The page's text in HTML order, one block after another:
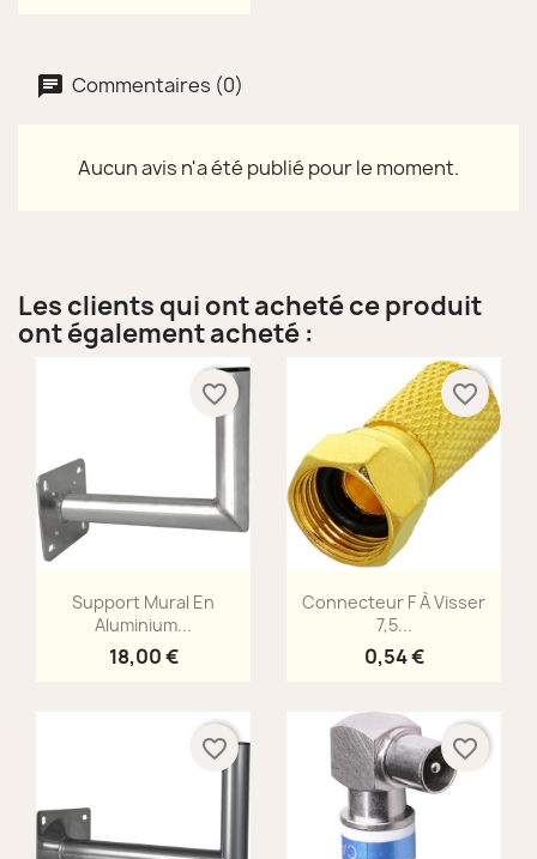
Commentaires (0)
Aucun avis n'a été publié pour le moment.
Les clients qui ont acheté ce produit
ont également acheté :
Aperçu rapide
Support Mural En
Aluminium...
18,00 €
favorite_border
Aperçu rapide
Connecteur F À Visser
7,5...
0,54 €
favorite_border
favorite_border favorite_border